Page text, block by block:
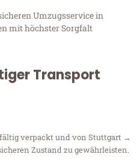
Umzugsservice in
mit höchster Sorgfalt
Transport
verpackt und von Stuttgart →
Zustand zu gewährleisten.